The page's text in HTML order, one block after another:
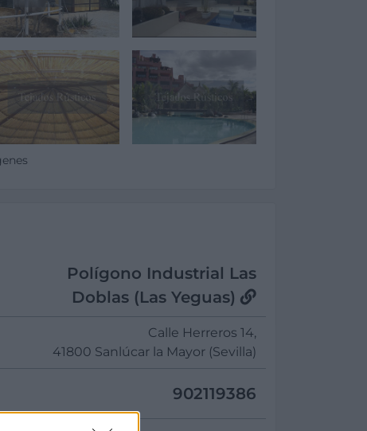
Polígono Industrial Las
Doblas (Las Yeguas)
Calle Herreros 14,
41800 Sanlúcar la Mayor (Sevilla)
902119386